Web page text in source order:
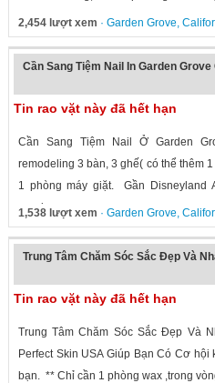
2,454 lượt xem · Garden Grove
Cần Sang Tiệm Nail In Garden Grove
Tin rao vặt này đã hết hạn
Cần Sang Tiệm Nail Ở Garden
remodeling 3 bàn, 3 ghế( có thể thêm
1 phòng máy giặt. Gần Disneyland
good...
1,538 lượt xem · Garden Grove
Trung Tâm Chăm Sóc Sắc Đẹp Và
Tin rao vặt này đã hết hạn
Trung Tâm Chăm Sóc Sắc Đẹp Và
Perfect Skin USA Giúp Bạn Có Cơ
bạn. ** Chỉ cần 1 phòng wax ,trong